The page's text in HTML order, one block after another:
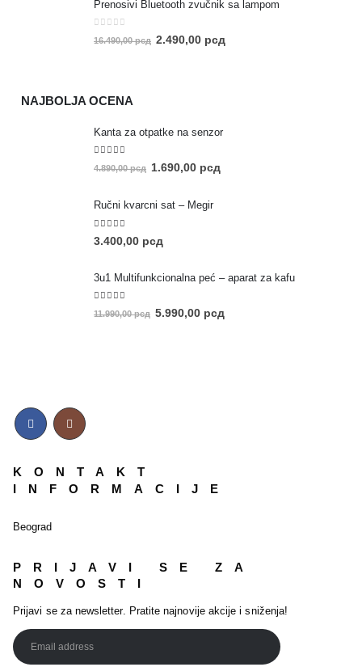
Prenosivi Bluetooth zvučnik sa lampom
0out of 5
16.490,00рсд 2.490,00 рсд
NAJBOLJA OCENA
Kanta za otpatke na senzor
5.00out of 5
4.890,00рсд 1.690,00 рсд
Ručni kvarcni sat – Megir
5.00out of 5
3.400,00 рсд
3u1 Multifunkcionalna peć – aparat za kafu
5.00out of 5
11.990,00рсд 5.990,00 рсд
KONTAKT
INFORMACIJE
Beograd
PRIJAVI SE ZA
NOVOSTI
Prijavi se za newsletter. Pratite najnovije akcije i sniženja!